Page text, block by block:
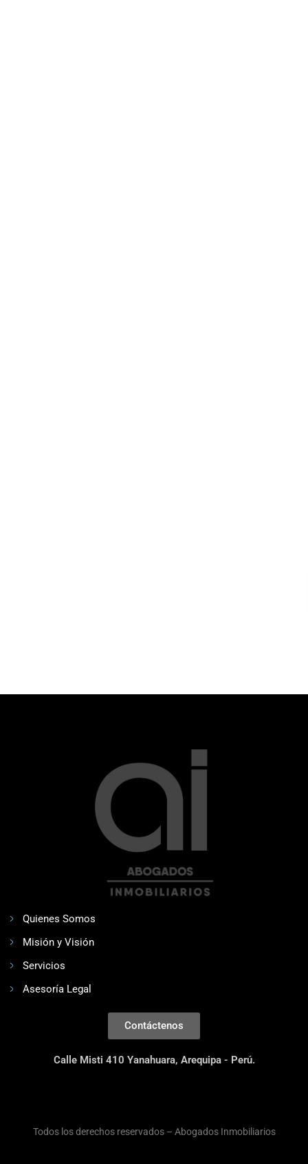
Quienes Somos
Misión y Visión
Servicios
Asesoría Legal
Contáctenos
Calle Misti 410 Yanahuara, Arequipa - Perú.
Todos los derechos reservados – Abogados Inmobiliarios